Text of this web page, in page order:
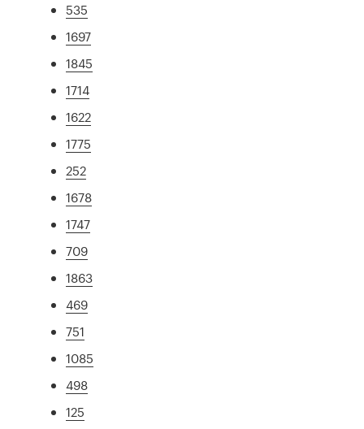
535
1697
1845
1714
1622
1775
252
1678
1747
709
1863
469
751
1085
498
125